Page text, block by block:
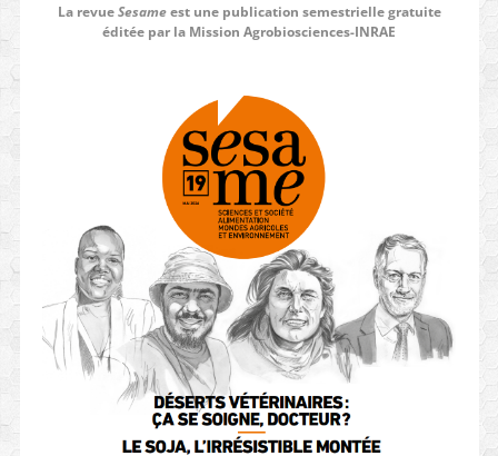
La revueSesameest une publication semestrielle gratuite
éditée par la Mission Agrobiosciences-INRAE